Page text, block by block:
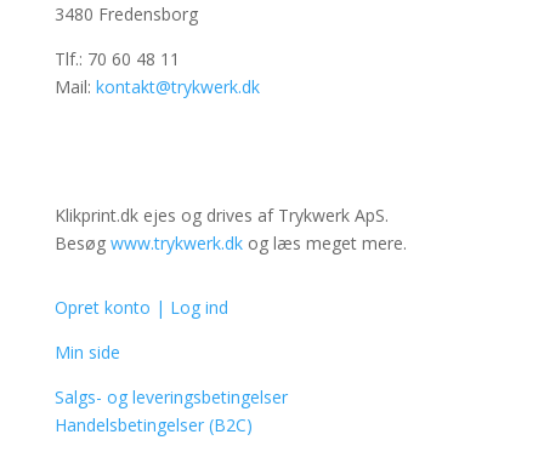
3480 Fredensborg
Tlf.: 70 60 48 11
Mail: kontakt@trykwerk.dk
Klikprint.dk ejes og drives af Trykwerk ApS.
Besøg www.trykwerk.dk og læs meget mere.
Opret konto | Log ind
Min side
Salgs- og leveringsbetingelser
Handelsbetingelser (B2C)